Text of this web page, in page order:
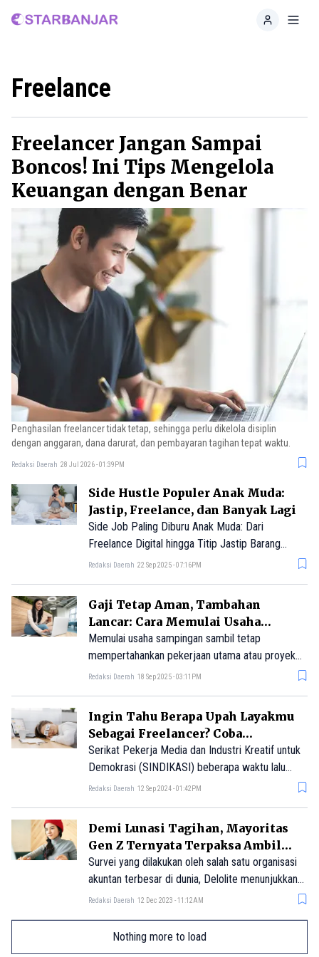
Home
Freelance
Freelancer Jangan Sampai
Boncos! Ini Tips Mengelola
Keuangan dengan Benar
Penghasilan freelancer tidak tetap, sehingga perlu dikelola disiplin
dengan anggaran, dana darurat, dan pembayaran tagihan tepat waktu.
Redaksi Daerah 28 Jul 2026 - 01:39PM
Side Hustle Populer Anak Muda:
Jastip, Freelance, dan Banyak Lagi
Side Job Paling Diburu Anak Muda: Dari
Freelance Digital hingga Titip Jastip Barang
Branded
Redaksi Daerah 22 Sep 2025 - 07:16PM
Gaji Tetap Aman, Tambahan
Lancar: Cara Memulai Usaha
Sampingan
Memulai usaha sampingan sambil tetap
mempertahankan pekerjaan utama atau proyek
freelance bisa menjadi cara yang bagus untuk
Redaksi Daerah 18 Sep 2025 - 03:11PM
Ingin Tahu Berapa Upah Layakmu
Sebagai Freelancer? Coba
Kalkulator Ini!
Serikat Pekerja Media dan Industri Kreatif untuk
Demokrasi (SINDIKASI) beberapa waktu lalu
meluncurkan inisiatif terbaru berupa kalkulator
Redaksi Daerah 12 Sep 2024 - 01:42PM
Demi Lunasi Tagihan, Mayoritas
Gen Z Ternyata Terpaksa Ambil
Pekerjaan Sampingan
Survei yang dilakukan oleh salah satu organisasi
akuntan terbesar di dunia, Delolite menunjukkan
bahwa hampir setengah dari Gen Z melakukan
pekerjaan utama mereka.
Redaksi Daerah 12 Dec 2023 - 11:12AM
Nothing more to load